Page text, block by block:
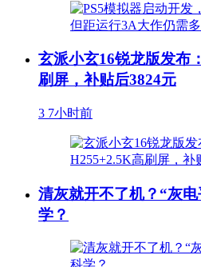
玄派小玄16锐龙版发布
刷屏，补贴后3824元
3 7小时前
清灰就开不了机？“灰
学？